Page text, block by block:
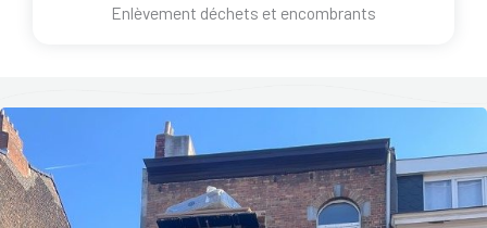
Enlèvement déchets et encombrants